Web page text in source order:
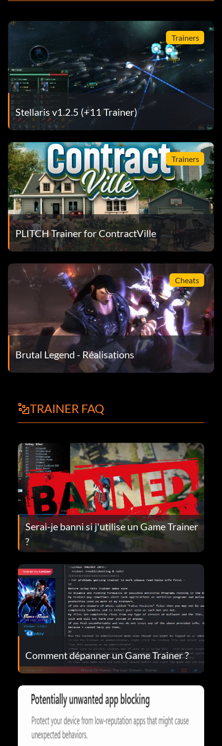
Trainers
Stellaris v1.2.5 (+11 Trainer)
Trainers
PLITCH Trainer for ContractVille
Cheats
Brutal Legend - Réalisations
TRAINER FAQ
Serai-je banni si j'utilise un Game Trainer
?
Comment dépanner un Game Trainer ?